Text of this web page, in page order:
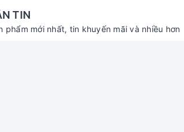
TIN
phẩm mới nhất, tin khuyến mãi và nhiều hơn